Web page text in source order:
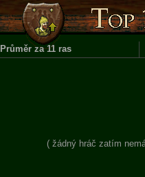
Průměr za 11 ras
( žádný hráč zatím